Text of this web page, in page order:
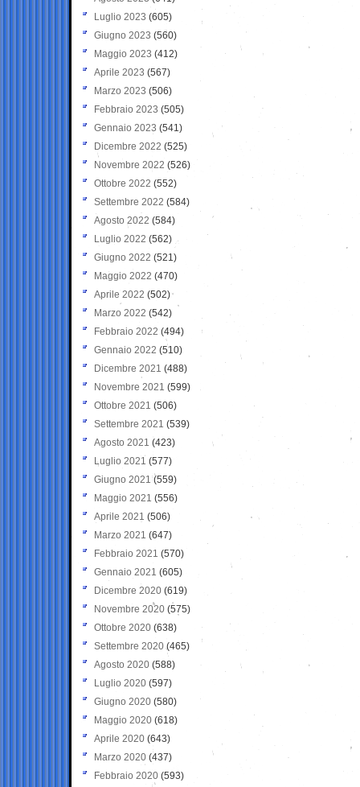
Luglio 2023 (605)
Giugno 2023 (560)
Maggio 2023 (412)
Aprile 2023 (567)
Marzo 2023 (506)
Febbraio 2023 (505)
Gennaio 2023 (541)
Dicembre 2022 (525)
Novembre 2022 (526)
Ottobre 2022 (552)
Settembre 2022 (584)
Agosto 2022 (584)
Luglio 2022 (562)
Giugno 2022 (521)
Maggio 2022 (470)
Aprile 2022 (502)
Marzo 2022 (542)
Febbraio 2022 (494)
Gennaio 2022 (510)
Dicembre 2021 (488)
Novembre 2021 (599)
Ottobre 2021 (506)
Settembre 2021 (539)
Agosto 2021 (423)
Luglio 2021 (577)
Giugno 2021(559)
Maggio 2021 (556)
Aprile 2021 (506)
Marzo 2021 (647)
Febbraio 2021 (570)
Gennaio 2021 (605)
Dicembre 2020 (619)
Novembre 2020 (575)
Ottobre 2020 (638)
Settembre 2020(465)
Agosto 2020 (588)
Luglio 2020 (597)
Giugno 2020 (580)
Maggio 2020 (618)
Aprile 2020 (643)
Marzo 2020 (437)
Febbraio 2020 (593)